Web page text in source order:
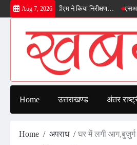
Skip
to
Aug 7, 2026
का डीएम ने किया निरीक्षण… एसआईआर
Home उत्तराखण्ड अंतर
Home अपराध घर में लगी